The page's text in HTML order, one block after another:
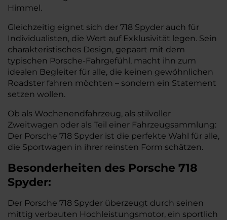
Himmel.
Gleichzeitig eignet sich der 718 Spyder auch für
Individualisten, die Wert auf Exklusivität legen. Sein
charakteristisches Design, gepaart mit dem
typischen Porsche-Fahrgefühl, macht ihn zum
idealen Begleiter für alle, die keinen gewöhnlichen
Roadster fahren möchten – sondern ein Statement
setzen wollen.
Ob als Wochenendfahrzeug, als stilvoller
Zweitwagen oder als Teil einer Fahrzeugsammlung:
Der Porsche 718 Spyder ist die perfekte Wahl für alle,
die Sportwagen in ihrer reinsten Form schätzen.
Besonderheiten des Porsche 718
Spyder:
Der Porsche 718 Spyder überzeugt durch seinen
mittig verbauten Hochleistungsmotor, ein sportlich